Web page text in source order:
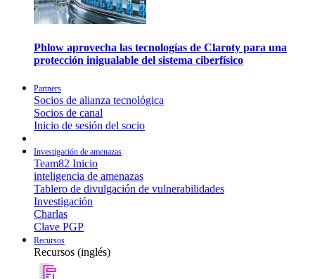
Phlow aprovecha las tecnologías de Claroty para una
protección inigualable del sistema ciberfísico
Partners
Socios de alianza tecnológica
Socios de canal
Inicio de sesión del socio
Investigación de amenazas
Team82 Inicio
inteligencia de amenazas
Tablero de divulgación de vulnerabilidades
Investigación
Charlas
Clave PGP
Recursos
Recursos (inglés)